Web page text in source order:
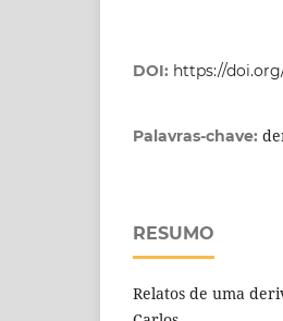
DOI: https://
Palavras-chave:
RESUMO
Relatos de uma